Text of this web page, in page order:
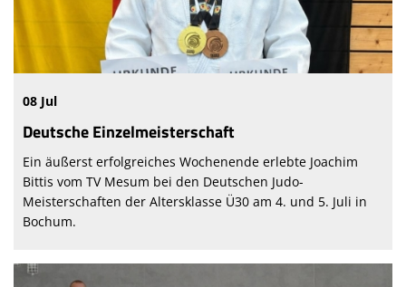
08 Jul
Deutsche Einzelmeisterschaft
Ein äußerst erfolgreiches Wochenende erlebte Joachim
Bittis vom TV Mesum bei den Deutschen Judo-
Meisterschaften der Altersklasse Ü30 am 4. und 5. Juli in
Bochum.